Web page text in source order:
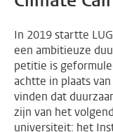
In 2019 startte
een ambitieuze
petitie is
achtte in plaats
vinden dat
zijn van het
universiteit: het